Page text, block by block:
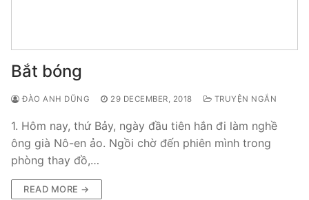
Bắt bóng
ĐÀO ANH DŨNG 29 DECEMBER, 2018 TRUYỆN NGẮN
1. Hôm nay, thứ Bảy, ngày đầu tiên hắn đi làm nghề
ông già Nô-en ảo. Ngồi chờ đến phiên mình trong
phòng thay đồ,…
READ MORE →